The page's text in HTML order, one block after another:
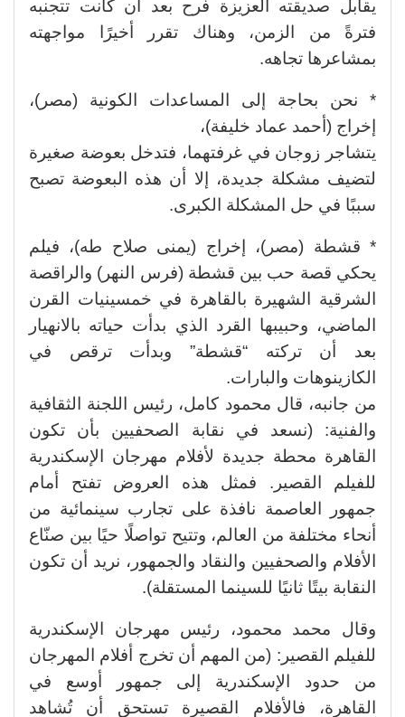
يقابل صديقته العزيزة فرح بعد أن كانت تتجنبه
فترةً من الزمن، وهناك تقرر أخيرًا مواجهته
بمشاعرها تجاهه.
* نحن بحاجة إلى المساعدات الكونية (مصر)،
إخراج (أحمد عماد خليفة)،
يتشاجر زوجان في غرفتهما، فتدخل بعوضة صغيرة
لتضيف مشكلة جديدة، إلا أن هذه البعوضة تصبح
سببًا في حل المشكلة الكبرى.
* قشطة (مصر)، إخراج (يمنى صلاح طه)، فيلم
يحكي قصة حب بين قشطة (فرس النهر) والراقصة
الشرقية الشهيرة بالقاهرة في خمسينيات القرن
الماضي، وحبيبها القرد الذي بدأت حياته بالانهيار
بعد أن تركته “قشطة” وبدأت ترقص في
الكازينوهات والبارات.
من جانبه، قال محمود كامل، رئيس اللجنة الثقافية
والفنية: (نسعد في نقابة الصحفيين بأن تكون
القاهرة محطة جديدة لأفلام مهرجان الإسكندرية
للفيلم القصير. فمثل هذه العروض تفتح أمام
جمهور العاصمة نافذة على تجارب سينمائية من
أنحاء مختلفة من العالم، وتتيح تواصلًا حيًا بين صنّاع
الأفلام والصحفيين والنقاد والجمهور، نريد أن تكون
النقابة بيتًا ثانيًا للسينما المستقلة).
وقال محمد محمود، رئيس مهرجان الإسكندرية
للفيلم القصير: (من المهم أن تخرج أفلام المهرجان
من حدود الإسكندرية إلى جمهور أوسع في
القاهرة، فالأفلام القصيرة تستحق أن تُشاهد